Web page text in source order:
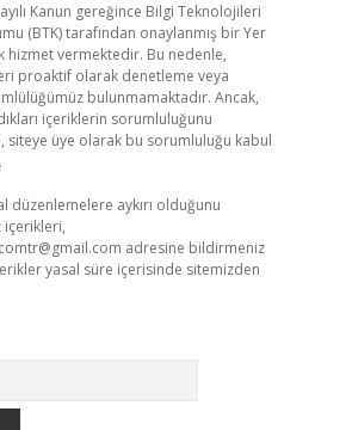
Kanun gereğince Bilgi Teknolojileri
(BTK) tarafından onaylanmış bir Yer
hizmet vermektedir. Bu nedenle,
proaktif olarak denetleme veya
bulunmamaktadır. Ancak,
içeriklerin sorumluluğunu
siteye üye olarak bu sorumluluğu kabul
düzenlemelere aykırı olduğunu
içerikleri,
adresine bildirmeniz
yasal süre içerisinde sitemizden